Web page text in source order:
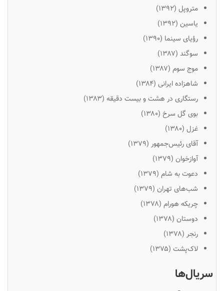
متروپل (۱۳۹۲)
یاسین (۱۳۹۲)
رؤیای سینما (۱۳۹۰)
سوگند (۱۳۸۷)
موج سوم (۱۳۸۷)
شاهزاده ایرانی (۱۳۸۴)
رستگاری در هشت و بیست دقیقه (۱۳۸۳)
بوی گل سرخ (۱۳۸۰)
غزل (۱۳۸۰)
آقای رئیس‌جمهور (۱۳۷۹)
آوازخوان (۱۳۷۹)
دعوت به شام (۱۳۷۹)
شب‌های تهران (۱۳۷۹)
چریکه هورام (۱۳۷۸)
دوستان (۱۳۷۸)
رنجر (۱۳۷۸)
لاک‌پشت (۱۳۷۵)
سریال‌ها